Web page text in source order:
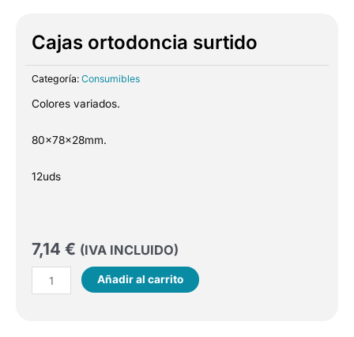
Cajas ortodoncia surtido
Categoría: Consumibles
Colores variados.
80x78x28mm.
12uds
7,14 € (IVA INCLUIDO)
Cajas
ortodoncia
Añadir al carrito